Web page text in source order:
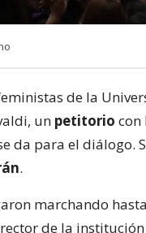
de la
un petitorio con
da para el diálogo.
.
marchando
de la